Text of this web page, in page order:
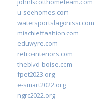
johnlscotthometeam.com
u-seehomes.com
watersportslagonissi.com
mischieffashion.com
eduwyre.com
retro-interiors.com
theblvd-boise.com
fpet2023.org
e-smart2022.org
ngrc2022.org